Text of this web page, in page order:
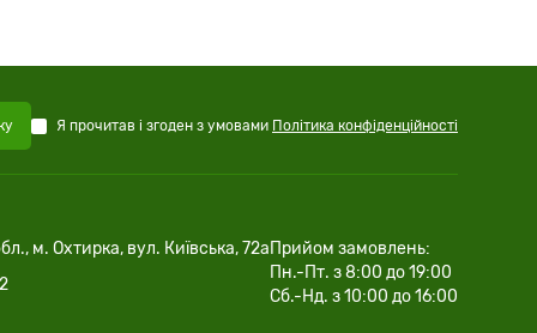
Я прочитав і згоден з умовами Політика конфіденційності
м. Охтирка, вул. Київська, 72аПрийом замовлень:
Пн.-Пт. з 8:00 до 19:00
Сб.-Нд. з 10:00 до 16:00